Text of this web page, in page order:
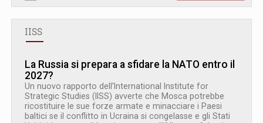
IISS
La Russia si prepara a sfidare la NATO entro il
2027?
Un nuovo rapporto dell’International Institute for
Strategic Studies (IISS) avverte che Mosca potrebbe
ricostituire le sue forze armate e minacciare i Paesi
baltici se il conflitto in Ucraina si congelasse e gli Stati